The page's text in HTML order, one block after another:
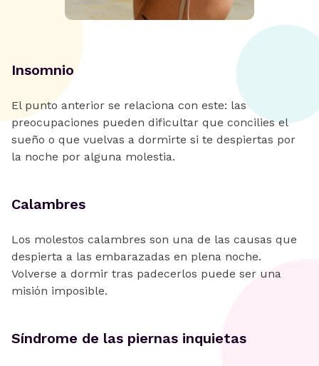
Insomnio
El punto anterior se relaciona con este: las
preocupaciones pueden dificultar que concilies el
sueño o que vuelvas a dormirte si te despiertas por
la noche por alguna molestia.
Calambres
Los molestos calambres son una de las causas que
despierta a las embarazadas en plena noche.
Volverse a dormir tras padecerlos puede ser una
misión imposible.
Síndrome de las piernas inquietas